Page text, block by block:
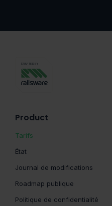
Product
Tarifs
État
Journal de modifications
Roadmap publique
Politique de confidentialité